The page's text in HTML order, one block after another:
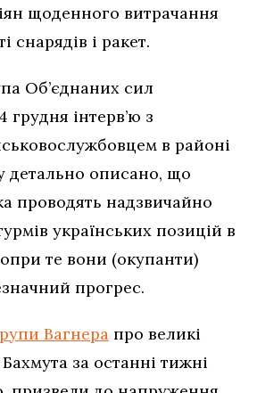
щоденного витрачання
снарядів і ракет.
Об’єднаних сил
інтерв’ю з
в районі
детально описано, що
проводять надзвичайно
українських позицій в
те вони (окупанти)
прогрес.
Вагнера про великі
за останні тижні